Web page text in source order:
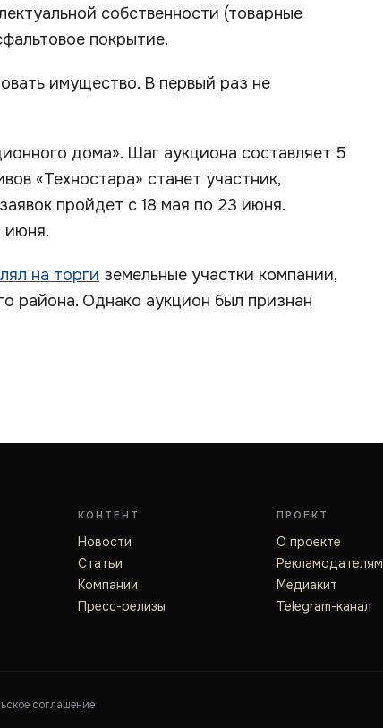
собственности (товарные
покрытие.
имущество. В первый раз не
дома». Шаг аукциона составляет 5
«Техностара» станет участник,
пройдет с 18 мая по 23 июня.
июня.
на торги земельные участки компании,
района. Однако аукцион был признан
КОНТЕНТ
Новости
Статьи
Компании
Пресс-релизы
ПРОЕКТ
О проекте
Рекламодателям
Медиакит
Telegram-канал
соглашение